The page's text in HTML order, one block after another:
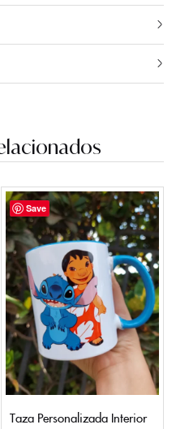
Save
Taza Personalizada Interior